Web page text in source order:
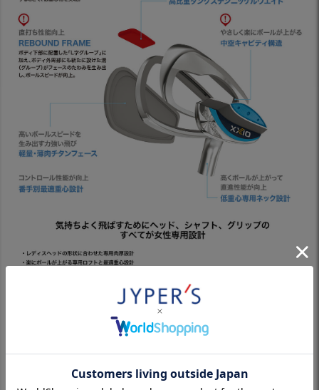
チタンフェースの４ピース複合構造による徹底した
低重心設計とアイアン版「REBOUND FRAME」が
高く伸びる弾道でやさしく大きく飛ばせる